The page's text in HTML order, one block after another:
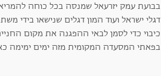
בבועת עמק יזרעאל שמנסה בכל כוחה
דגלי ישראל ועוד המון דגלים שנישאו בידי
כיבוי כדי לסמן לבאי ההפגנה את מקום
בפאתי המסעדה המקומית מזה ימים ימימה